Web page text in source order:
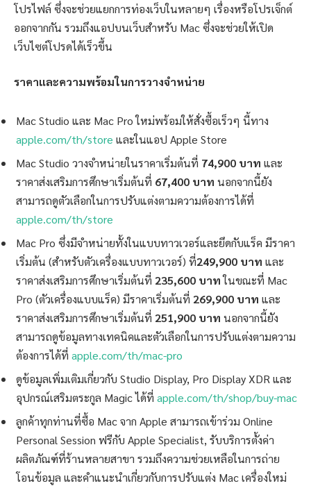
โปรไฟล์ ซึ่งจะช่วยแยกการท่องเว็บในหลายๆ เรื่องหรือโปรเจ็กต์
ออกจากกัน รวมถึงแอปบนเว็บสำหรับ Mac ซึ่งจะช่วยให้เปิด
เว็บไซต์โปรดได้เร็วขึ้น
ราคาและความพร้อมในการวางจำหน่าย
Mac Studio และ Mac Pro ใหม่พร้อมให้สั่งซื้อเร็วๆ นี้ทาง
apple.com/th/store และในแอป Apple Store
Mac Studio วางจำหน่ายในราคาเริ่มต้นที่ 74,900 บาท และ
ราคาส่งเสริมการศึกษาเริ่มต้นที่ 67,400 บาท นอกจากนี้ยัง
สามารถดูตัวเลือกในการปรับแต่งตามความต้องการได้ที่
apple.com/th/store
Mac Pro ซึ่งมีจำหน่ายทั้งในแบบทาวเวอร์และยึดกับแร็ค มีราคา
เริ่มต้น (สำหรับตัวเครื่องแบบทาวเวอร์) ที่249,900 บาท และ
ราคาส่งเสริมการศึกษาเริ่มต้นที่ 235,600 บาทในขณะที่ Mac
Pro (ตัวเครื่องแบบแร็ค) มีราคาเริ่มต้นที่ 269,900 บาท และ
ราคาส่งเสริมการศึกษาเริ่มต้นที่ 251,900 บาท นอกจากนี้ยัง
สามารถดูข้อมูลทางเทคนิคและตัวเลือกในการปรับแต่งตามความ
ต้องการได้ที่ apple.com/th/mac-pro
ดูข้อมูลเพิ่มเติมเกี่ยวกับ Studio Display, Pro Display XDR และ
อุปกรณ์เสริมตระกูล Magic ได้ที่ apple.com/th/shop/buy-mac
ลูกค้าทุกท่านที่ซื้อ Mac จาก Apple สามารถเข้าร่วม Online
Personal Session ฟรีกับ Apple Specialist, รับบริการตั้งค่า
ผลิตภัณฑ์ที่ร้านหลายสาขา รวมถึงความช่วยเหลือในการถ่าย
โอนข้อมูล และคำแนะนำเกี่ยวกับการปรับแต่ง Mac เครื่องใหม่